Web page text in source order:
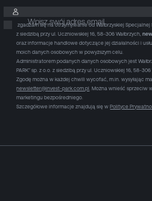
Wpisz swój adres email
zgadzam się na otrzymywanie od Wałbrzyskiej Specjalnej
z siedzibą przy ul. Uczniowskiej 16, 58-306 Wałbrzych,
oraz informacje handlowe dotyczące jej działalności i
moich danych osobowych w powyższym celu.
Administratorem podanych danych osobowych jest
PARK” sp. z o.o. z siedzibą przy ul. Uczniowskiej 16, 58-306
Zgodę można w każdej chwili wycofać, m.in. wysyłając
newsletter@invest-park.com.pl . Można wnieść sprzeciw
marketingu bezpośredniego.
Szczegółowe informacje znajdują się wPolityce